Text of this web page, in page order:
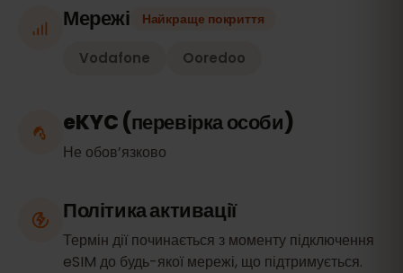
Мережі Найкраще покриття
Vodafone Ooredoo
eKYC (перевірка особи)
Не обов’язково
Політика активації
Термін дії починається з моменту підключення
eSIM до будь-якої мережі, що підтримується.